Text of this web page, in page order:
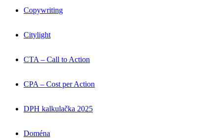
Copywriting
Citylight
CTA – Call to Action
CPA – Cost per Action
DPH kalkulačka 2025
Doména